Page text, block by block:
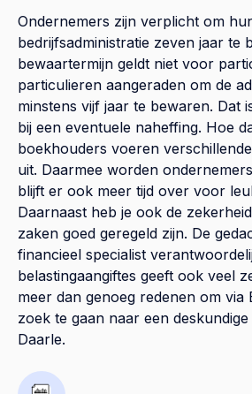
Ondernemers zijn verplicht om
bedrijfsadministratie zeven jaar te
bewaartermijn geldt niet voor
particulieren aangeraden om de
minstens vijf jaar te bewaren. Dat
bij een eventuele naheffing. Hoe
boekhouders voeren
uit. Daarmee worden
blijft er ook meer tijd over voor
Daarnaast heb je ook de
zaken goed geregeld zijn. De
financieel specialist
belastingaangiftes geeft ook veel
meer dan genoeg redenen om via
zoek te gaan naar een
Daarle.